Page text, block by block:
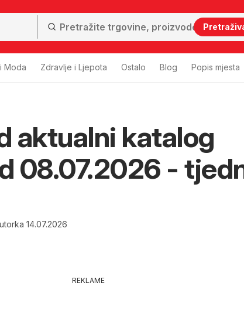
Moda Zdravlje i Ljepota Ostalo Blog Popis mjesta
aktualni katalog
08.07.2026 -
14.07.2026
REKLAME